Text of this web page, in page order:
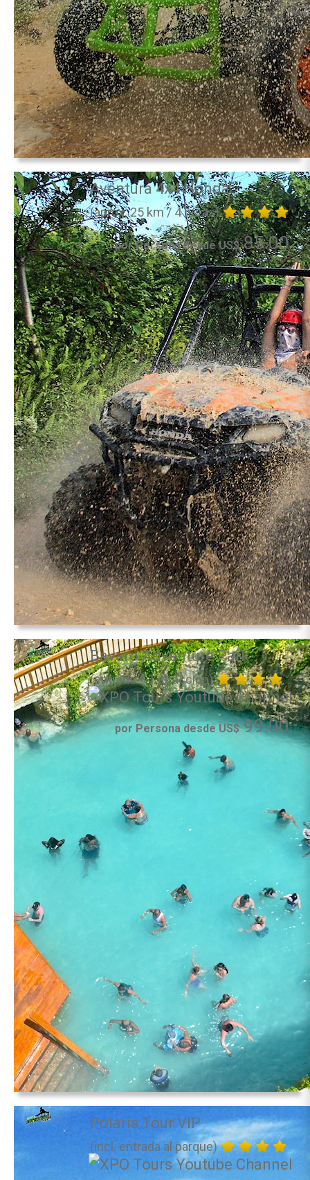
Aventura 4x4 Honda
(aprox. 25 km / 4 horas)
por Persona desde US$85.00
Bavaro Adventure Park
(entrada + 1 atracción)
por Persona desde US$99.00
Polaris Tour VIP
(incl. entrada al parque)